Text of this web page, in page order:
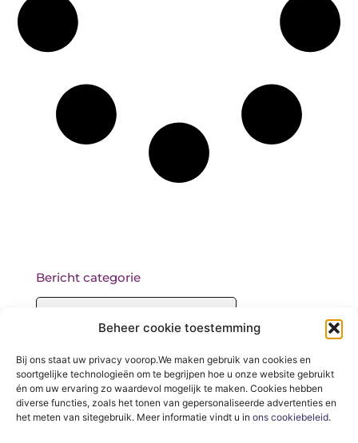
Beheer cookie toestemming
Bij ons staat uw privacy voorop.We maken gebruik van cookies en
soortgelijke technologieën om te begrijpen hoe u onze website gebruikt
én om uw ervaring zo waardevol mogelijk te maken. Cookies hebben
diverse functies, zoals het tonen van gepersonaliseerde advertenties en
het meten van sitegebruik. Meer informatie vindt u in ons cookiebeleid.
Onze informatie
Bericht categorie